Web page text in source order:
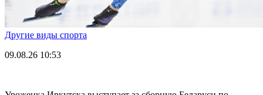
Другие виды спорта
09.08.26 10:53